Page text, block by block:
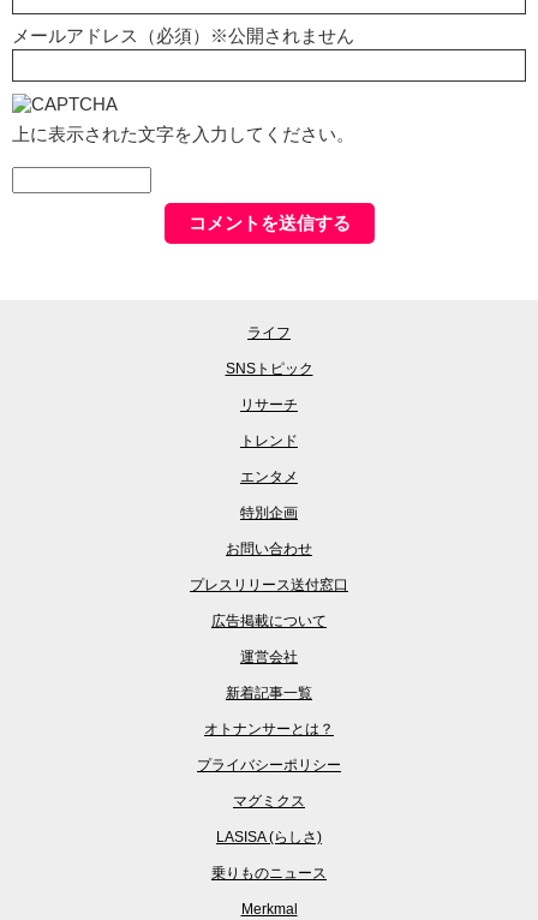
メールアドレス（必須）※公開されません
上に表示された文字を入力してください。
ライフ
SNSトピック
リサーチ
トレンド
エンタメ
特別企画
お問い合わせ
プレスリリース送付窓口
広告掲載について
運営会社
新着記事一覧
オトナンサーとは？
プライバシーポリシー
マグミクス
LASISA (らしさ)
乗りものニュース
Merkmal